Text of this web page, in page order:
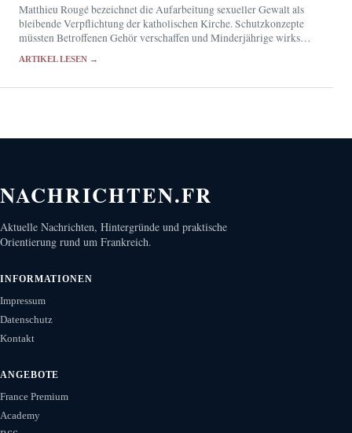
Matthieu Rougé bezeichnet die Aufarbeitung sexueller Gewalt als
bleibende Verpflichtung der katholischen Kirche. Schutzkonzepte
müssten Betroffenen Gehör verschaffen und Minderjährige wirksam
ARTIKEL LESEN →
NACHRICHTEN.FR
Aktuelle Nachrichten, Hintergründe und praktische
Orientierung rund um Frankreich.
INFORMATIONEN
Impressum
Datenschutz
Kontakt
ANGEBOTE
France Premium
Academy